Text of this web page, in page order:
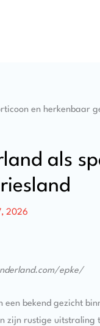
als
2026
epke/
een bekend gezicht
zijn rustige uitstraling